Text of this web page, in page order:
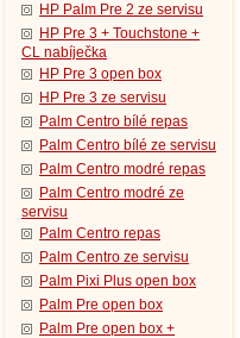
HP Palm Pre 2 ze servisu
HP Pre 3 + Touchstone +
CL nabíječka
HP Pre 3 open box
HP Pre 3 ze servisu
Palm Centro bílé repas
Palm Centro bílé ze servisu
Palm Centro modré repas
Palm Centro modré ze
servisu
Palm Centro repas
Palm Centro ze servisu
Palm Pixi Plus open box
Palm Pre open box
Palm Pre open box +